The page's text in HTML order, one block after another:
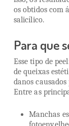
os obtidos com
salicílico.
Para que
Esse tipo de
de queixas
danos
Entre as
Manchas